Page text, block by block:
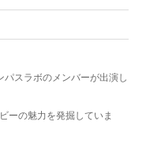
スラボのメンバーが出演し
ーの魅力を発掘していま